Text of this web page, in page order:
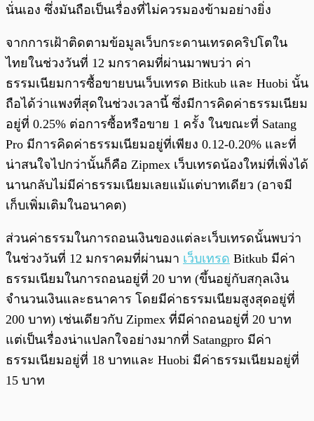
นั่นเอง ซึ่งมันถือเป็นเรื่องที่ไม่ควรมองข้ามอย่างยิ่ง
จากการเฝ้าติดตามข้อมูลเว็บกระดานเทรดคริปโตใน
ไทยในช่วงวันที่ 12 มกราคมที่ผ่านมาพบว่า ค่า
ธรรมเนียมการซื้อขายบนเว็บเทรด Bitkub และ Huobi นั้น
ถือได้ว่าแพงที่สุดในช่วงเวลานี้ ซึ่งมีการคิดค่าธรรมเนียม
อยู่ที่ 0.25% ต่อการซื้อหรือขาย 1 ครั้ง ในขณะที่ Satang
Pro มีการคิดค่าธรรมเนียมอยู่ที่เพียง 0.12-0.20% และที่
น่าสนใจไปกว่านั้นก็คือ Zipmex เว็บเทรดน้องใหม่ที่เพิ่งได้
นานกลับไม่มีค่าธรรมเนียมเลยแม้แต่บาทเดียว (อาจมี
เก็บเพิ่มเติมในอนาคต)
ส่วนค่าธรรมในการถอนเงินของแต่ละเว็บเทรดนั้นพบว่า
ในช่วงวันที่ 12 มกราคมที่ผ่านมา เว็บเทรด Bitkub มีค่า
ธรรมเนียมในการถอนอยู่ที่ 20 บาท (ขึ้นอยู่กับสกุลเงิน
จำนวนเงินและธนาคาร โดยมีค่าธรรมเนียมสูงสุดอยู่ที่
200 บาท) เช่นเดียวกับ Zipmex ที่มีค่าถอนอยู่ที่ 20 บาท
แต่เป็นเรื่องน่าแปลกใจอย่างมากที่ Satangpro มีค่า
ธรรมเนียมอยู่ที่ 18 บาทและ Huobi มีค่าธรรมเนียมอยู่ที่
15 บาท